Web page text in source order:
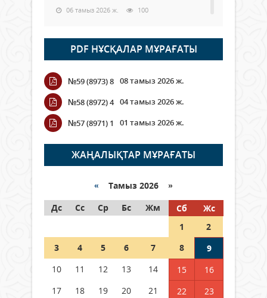
06 тамыз 2026 ж. 100
Open Air: Қызылорда облысы
полиция департаменті 20
мыңнан астам көрерменнің
қауіпсіздігін қамтамасыз етті
06 тамыз 2026 ж.
Wi-Fi ҚАБЫРҒА АРҚЫЛЫ ҚАЛАЙ
ӨТЕДІ?
06 тамыз 2026 ж. 277
граждане Казахстана,
05 тамыз 2026 ж. 159
Шетелде жүрген Қазақстан
азаматтары қалай дауыс бере
PDF НҰСҚАЛАР МҰРАҒАТЫ
№59 (8973) 8 08 тамыз 2026 ж.
№58 (8972) 4 04 тамыз 2026 ж.
№57 (8971) 1
01 тамыз 2026 ж.
ЖАҢАЛЫҚТАР МҰРАҒАТЫ
« Тамыз 2026 »
Дс
Сс Ср Бс Жм Сб
Жс
1
2
3
4 5 6 7 8
9
10
11 12 13 14 15
16
17
18 19 20 21 22
23